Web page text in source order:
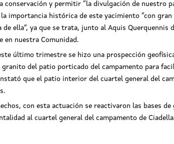
conservación y permitir “la divulgación de nuestro
importancia histórica de este yacimiento “con gran
ella”, ya que se trata, junto al Aquis Querquennis
en nuestra Comunidad.
último trimestre se hizo una prospección
del patio porticado del campamento para
que el patio interior del cuartel general del
con esta actuación se reactivaron las bases
al cuartel general del campamento de